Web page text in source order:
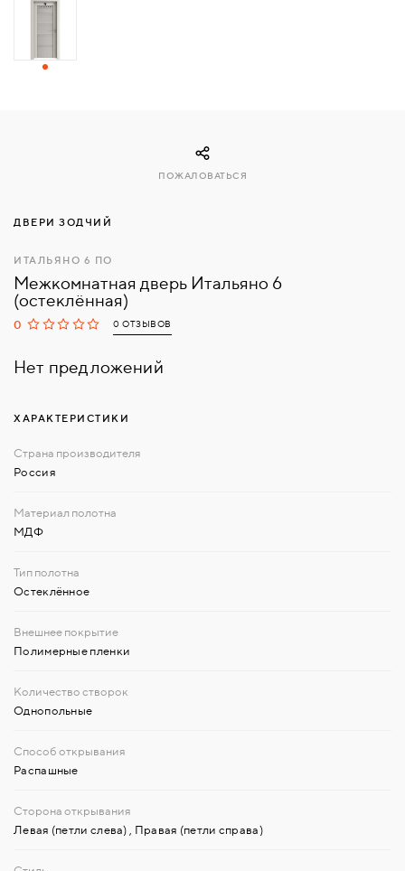
ДВЕРИ ЗОДЧИЙ
ИТАЛЬЯНО 6 ПО
Межкомнатная дверь Итальяно 6
(остеклённая)
0 0 ОТЗЫВОВ
Нет предложений
ПОЖАЛОВАТЬСЯ
ХАРАКТЕРИСТИКИ
Россия
МДФ
Остеклённое
Полимерные пленки
Однопольные
Распашные
Левая (петли слева) Правая (петли справа)